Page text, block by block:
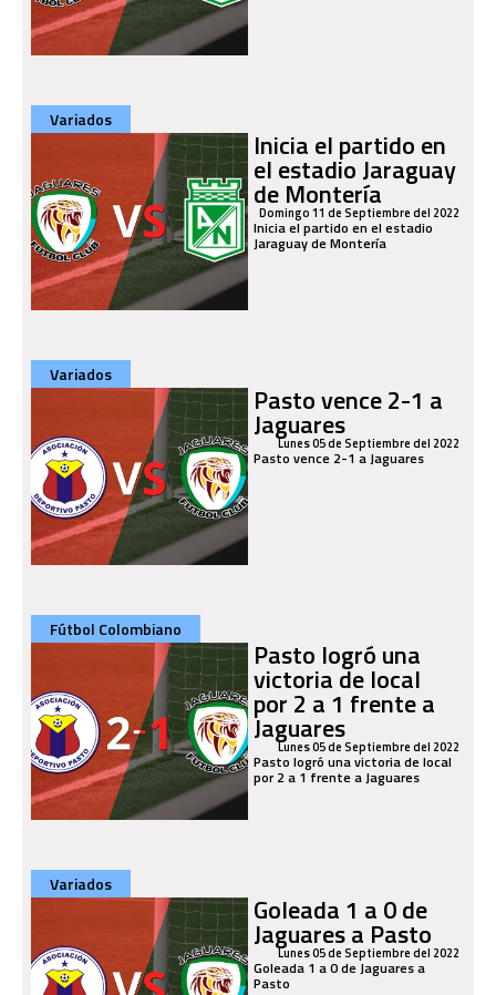
Variados
Inicia el partido en
el estadio Jaraguay
de Montería
Domingo 11 de Septiembre del 2022
Inicia el partido en el estadio
Jaraguay de Montería
Variados
Pasto vence 2-1 a
Jaguares
Lunes 05 de Septiembre del 2022
Pasto vence 2-1 a Jaguares
Fútbol Colombiano
Pasto logró una
victoria de local
por 2 a 1 frente a
Jaguares
Lunes 05 de Septiembre del 2022
Pasto logró una victoria de local
por 2 a 1 frente a Jaguares
Variados
Goleada 1 a 0 de
Jaguares a Pasto
Lunes 05 de Septiembre del 2022
Goleada 1 a 0 de Jaguares a
Pasto